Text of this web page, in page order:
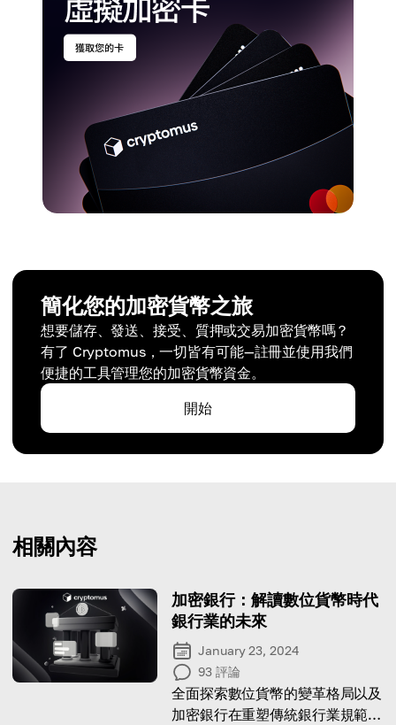
簡化您的加密貨幣之旅
想要儲存、發送、接受、質押或交易加密貨幣嗎？
有了 Cryptomus，一切皆有可能—註冊並使用我們
便捷的工具管理您的加密貨幣資金。
開始
相關內容
加密銀行：解讀數位貨幣時代
銀行業的未來
January 23, 2024
93 評論
全面探索數位貨幣的變革格局以及
加密銀行在重塑傳統銀行業規範中